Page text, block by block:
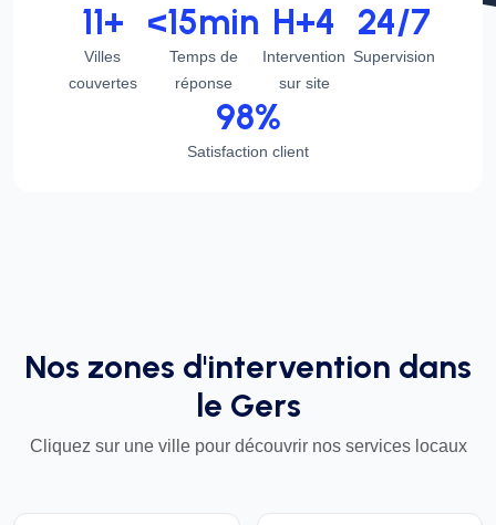
11+
Villes
couvertes
<15min
Temps de
réponse
H+4
Intervention
sur site
24/7
Supervision
98%
Satisfaction client
Nos zones d'intervention dans
le Gers
Cliquez sur une ville pour découvrir nos services locaux